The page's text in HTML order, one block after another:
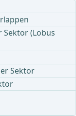
(Lobus
Sektor